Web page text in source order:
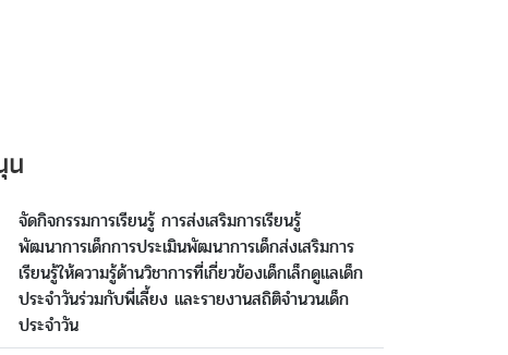
น
จัดกิจกรรมการเรียนรู้ การส่งเสริมการเรียนรู้
พัฒนาการเด็กการประเมินพัฒนาการเด็กส่งเสริมการ
เรียนรู้ให้ความรู้ด้านวิชาการที่เกี่ยวข้องเด็กเล็กดูแลเด็ก
ประจำวันร่วมกับพี่เลี้ยง และรายงานสถิติจำนวนเด็ก
ประจำวัน